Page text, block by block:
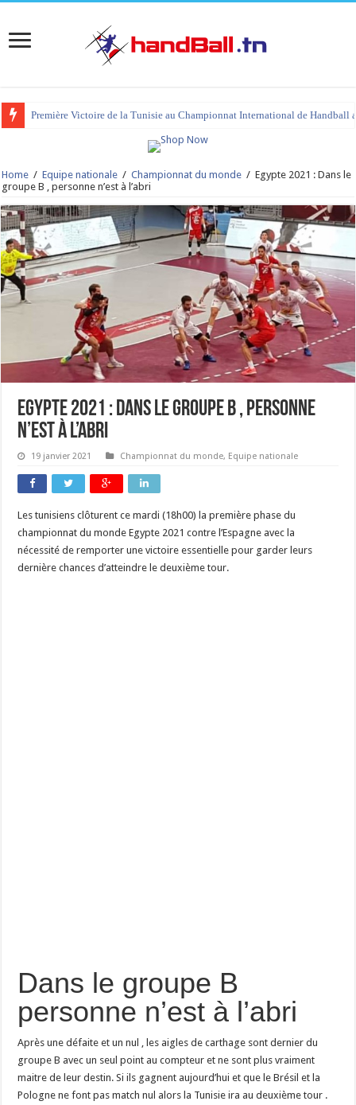
Première Victoire de la Tunisie au Championnat International de Handball
Home / Equipe nationale / Championnat du monde / Egypte 2021 : Dans le
groupe B , personne n’est à l’abri
Egypte 2021 : Dans le groupe B , personne
n’est à l’abri
19 janvier 2021 Championnat du monde, Equipe nationale
Les tunisiens clôturent ce mardi (18h00) la première phase du
championnat du monde Egypte 2021 contre l’Espagne avec la
nécessité de remporter une victoire essentielle pour garder leurs
dernière chances d’atteindre le deuxième tour.
Dans le groupe B
personne n’est à l’abri
Après une défaite et un nul , les aigles de carthage sont dernier du
groupe B avec un seul point au compteur et ne sont plus vraiment
maitre de leur destin. Si ils gagnent aujourd’hui et que le Brésil et la
Pologne ne font pas match nul alors la Tunisie ira au deuxième tour .